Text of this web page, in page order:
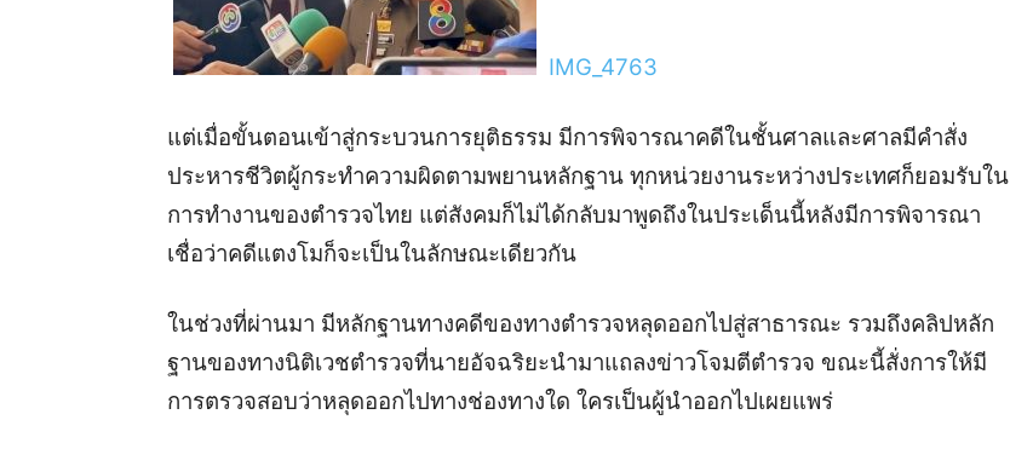
IMG_4763
แต่เมื่อขั้นตอนเข้าสู่กระบวนการยุติธรรม มีการพิจารณาคดีในชั้นศาลและศาลมีคำสั่ง
ประหารชีวิตผู้กระทำความผิดตามพยานหลักฐาน ทุกหน่วยงานระหว่างประเทศก็ยอมรับใน
การทำงานของตำรวจไทย แต่สังคมก็ไม่ได้กลับมาพูดถึงในประเด็นนี้หลังมีการพิจารณา
เชื่อว่าคดีแตงโมก็จะเป็นในลักษณะเดียวกัน
ในช่วงที่ผ่านมา มีหลักฐานทางคดีของทางตำรวจหลุดออกไปสู่สาธารณะ รวมถึงคลิปหลัก
ฐานของทางนิติเวชตำรวจที่นายอัจฉริยะนำมาแถลงข่าวโจมตีตำรวจ ขณะนี้สั่งการให้มี
การตรวจสอบว่าหลุดออกไปทางช่องทางใด ใครเป็นผู้นำออกไปเผยแพร่